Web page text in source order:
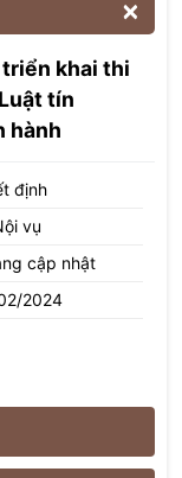

khai thi
tín
hành
định
vụ
cập nhật
2024